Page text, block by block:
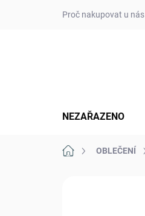
Proč nakupovat u nás
NEZAŘAZENO
Domů OBLEČENÍ